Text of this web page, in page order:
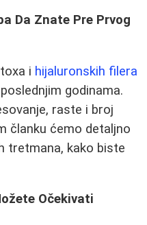
Da Znate Pre Prvog
i hijaluronskih filera
godinama.
raste i broj
članku ćemo detaljno
tretmana, kako biste
Očekivati